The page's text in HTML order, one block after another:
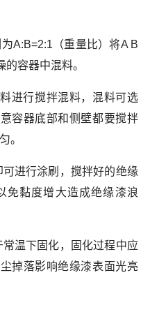
A:B=2:1（重量比）将A B
容器中混料。
进行搅拌混料，混料可选
容器底部和侧壁都要搅拌
。
进行涂刷，搅拌好的绝缘
免黏度增大造成绝缘漆浪
温下固化，固化过程中应
掉落影响绝缘漆表面光亮